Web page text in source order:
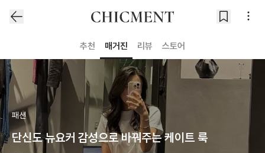
추천 매거진 리뷰 스토어
패션
단신도 뉴요커 감성으로 바꿔주는 케이트 룩